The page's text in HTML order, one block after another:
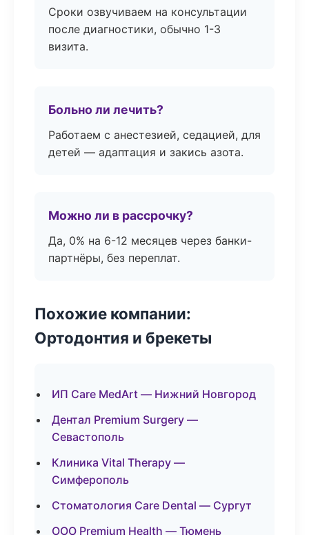
Сроки озвучиваем на консультации
после диагностики, обычно 1-3
визита.
Больно ли лечить?
Работаем с анестезией, седацией, для
детей — адаптация и закись азота.
Можно ли в рассрочку?
Да, 0% на 6-12 месяцев через банки-
партнёры, без переплат.
Похожие компании:
Ортодонтия и брекеты
ИП Care MedArt — Нижний Новгород
Дентал Premium Surgery —
Севастополь
Клиника Vital Therapy —
Симферополь
Стоматология Care Dental — Сургут
ООО Premium Health — Тюмень